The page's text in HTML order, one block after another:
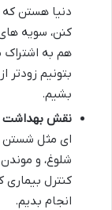
دنیا هستن که
کنن، سویه
هم به اشتراک
بتونیم زودتر
بشیم.
نقش بهداشت
ای مثل شستن
شلوغ، و
کنترل بیماری
انجام بدیم.